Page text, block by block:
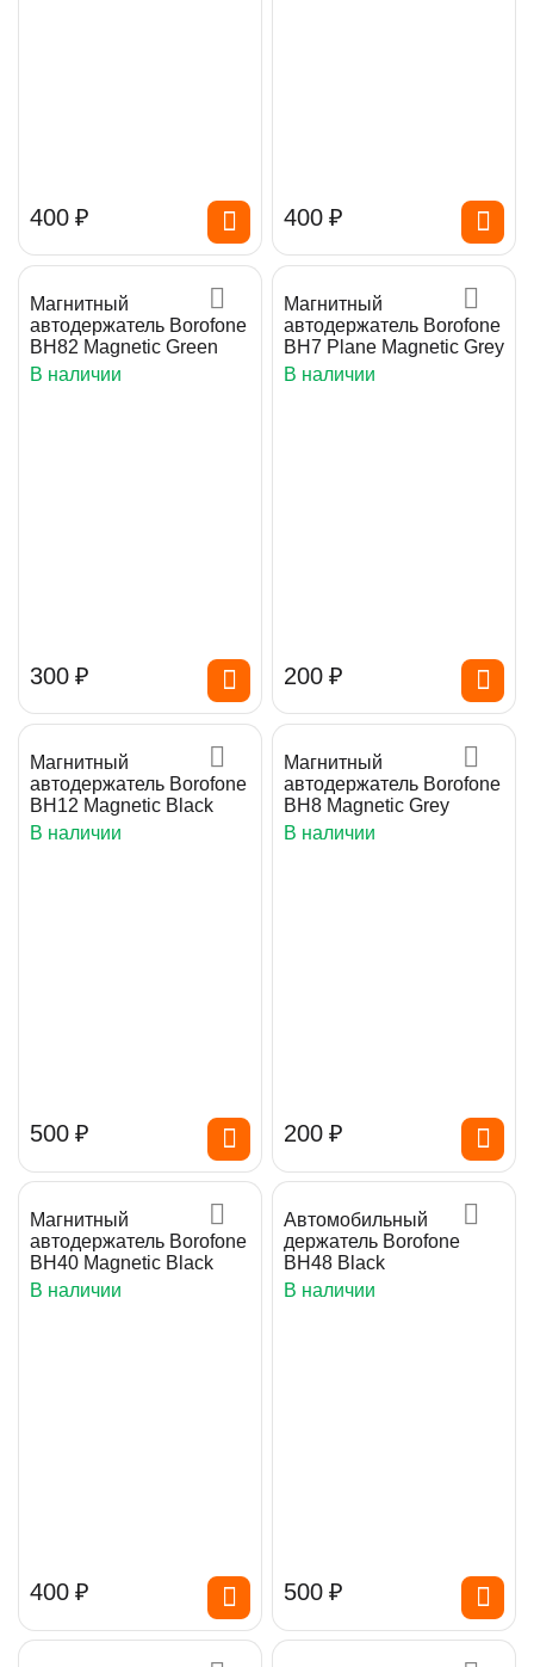
‍400‍ ₽ ‍400‍ ₽
Магнитный
автодержатель Borofone
BH82 Magnetic Green
В наличии
‍300‍ ₽
Магнитный
автодержатель Borofone
BH7 Plane Magnetic Grey
В наличии
‍200‍ ₽
Магнитный
автодержатель Borofone
BH12 Magnetic Black
В наличии
‍500‍ ₽
Магнитный
автодержатель Borofone
BH8 Magnetic Grey
В наличии
‍200‍ ₽
Магнитный
автодержатель Borofone
BH40 Magnetic Black
В наличии
‍400‍ ₽
Автомобильный
держатель Borofone
BH48 Black
В наличии
‍500‍ ₽